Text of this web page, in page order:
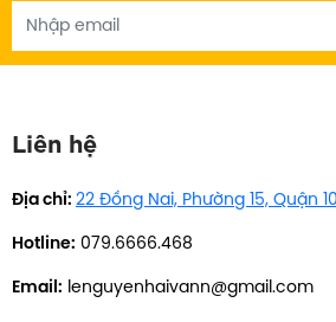
Liên hệ
Địa chỉ: 22 Đồng Nai, Phường 15, Quận
Hotline: 079.6666.468
Email: lenguyenhaivann@gmail.com